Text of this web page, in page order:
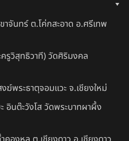
จันทร์ ต.โค่กสะอาด อ.ศรีเทพ
รูวิสุทธิวาที) วัดศิริมงคล
พระธาตุจอมแวะ จ.เชียงใหม่
อินต๊ะวังโส วัดพระบาทผาผึ้ง